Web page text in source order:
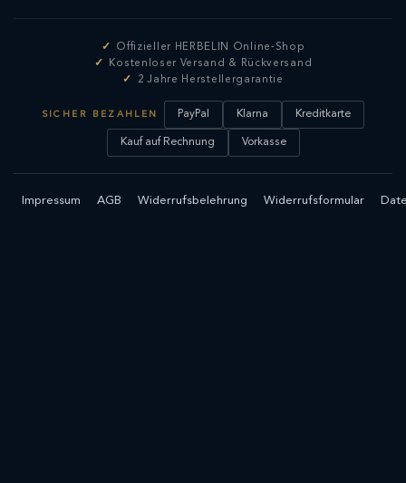
Offizieller HERBELIN Online-Shop
Kostenloser Versand & Rückversand
2 Jahre Herstellergarantie
SICHER BEZAHLEN PayPal Klarna Kreditkarte
Kauf auf Rechnung Vorkasse
Impressum AGB Widerrufsbelehrung Widerrufsformular